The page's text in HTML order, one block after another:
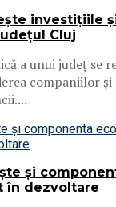
investițiile
Cluj
a unui județ se
companiilor
și
în dezvoltare